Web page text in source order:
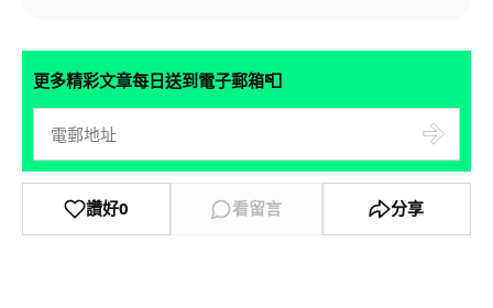
更多精彩文章每日送到電子郵箱📮
讚好0 看留言 分享